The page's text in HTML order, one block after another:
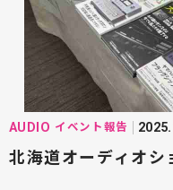
#D&M HD(ディーアン
#DENON(デノン)
#DELA(デラ)
#Eilex(アイレックス)
#ECLIPSE(イクリプ
AUDIO イベント報告
北海道オーディオ